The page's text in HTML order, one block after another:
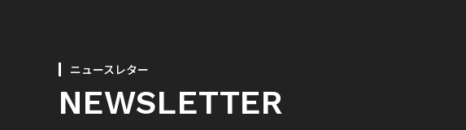
ニュースレター
NEWSLETTER